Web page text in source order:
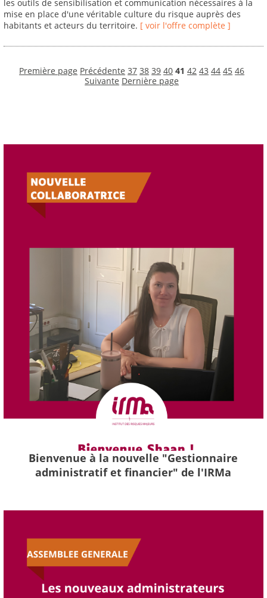
les outils de sensibilisation et communication nécessaires à la
mise en place d'une véritable culture du risque auprès des
habitants et acteurs du territoire. [ voir l'offre complète ]
Première page Précédente 37 38 39 40 41 42 43 44 45 46
Suivante Dernière page
Bienvenue à la nouvelle "Gestionnaire
administratif et financier" de l'IRMa